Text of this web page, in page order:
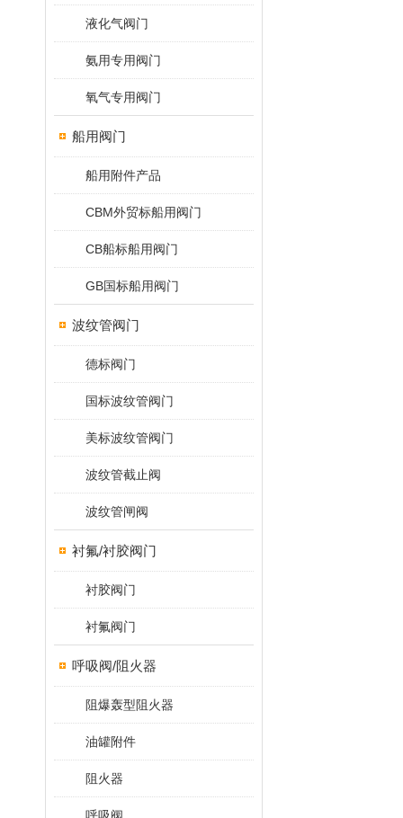
液化气阀门
氨用专用阀门
氧气专用阀门
船用阀门
船用附件产品
CBM外贸标船用阀门
CB船标船用阀门
GB国标船用阀门
波纹管阀门
德标阀门
国标波纹管阀门
美标波纹管阀门
波纹管截止阀
波纹管闸阀
衬氟/衬胶阀门
衬胶阀门
衬氟阀门
呼吸阀/阻火器
阻爆轰型阻火器
油罐附件
阻火器